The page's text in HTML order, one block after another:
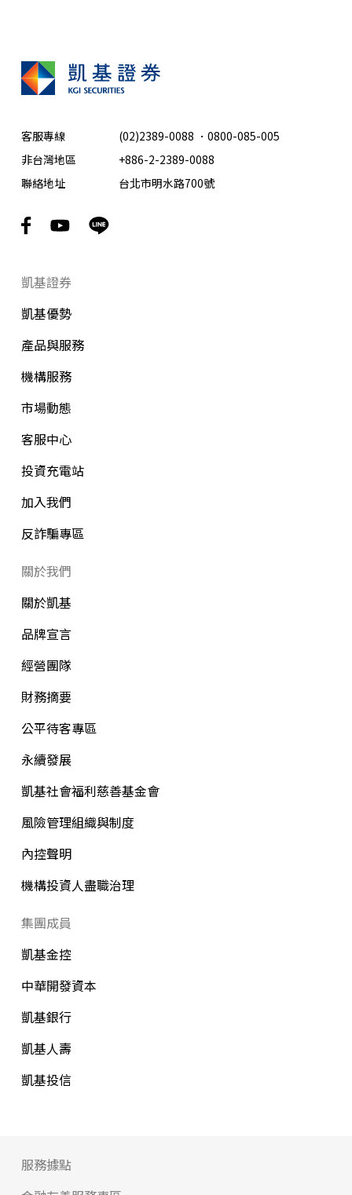
客服專線 (02)2389-0088 ． 0800-085-005
非台灣地區
+886-2-2389-0088
聯絡地址
台北市明水路700號
凱基證券
凱基優勢
產品與服務
機構服務
市場動態
客服中心
投資充電站
加入我們
反詐騙專區
關於我們
關於凱基
品牌宣言
經營團隊
財務摘要
公平待客專區
永續發展
凱基社會福利慈善基金會
風險管理組織與制度
內控聲明
機構投資人盡職治理
集團成員
凱基金控
中華開發資本
凱基銀行
凱基人壽
凱基投信
服務據點